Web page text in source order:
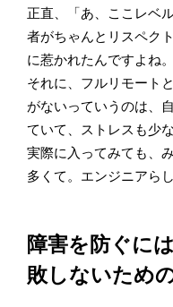
正直、「あ、ここレベ
者がちゃんとリスペク
に惹かれたんですよね。
それに、フルリモート
がないっていうのは、
ていて、ストレスも少な
実際に入ってみても、
多くて。エンジニアら
障害を防ぐに
敗しないため